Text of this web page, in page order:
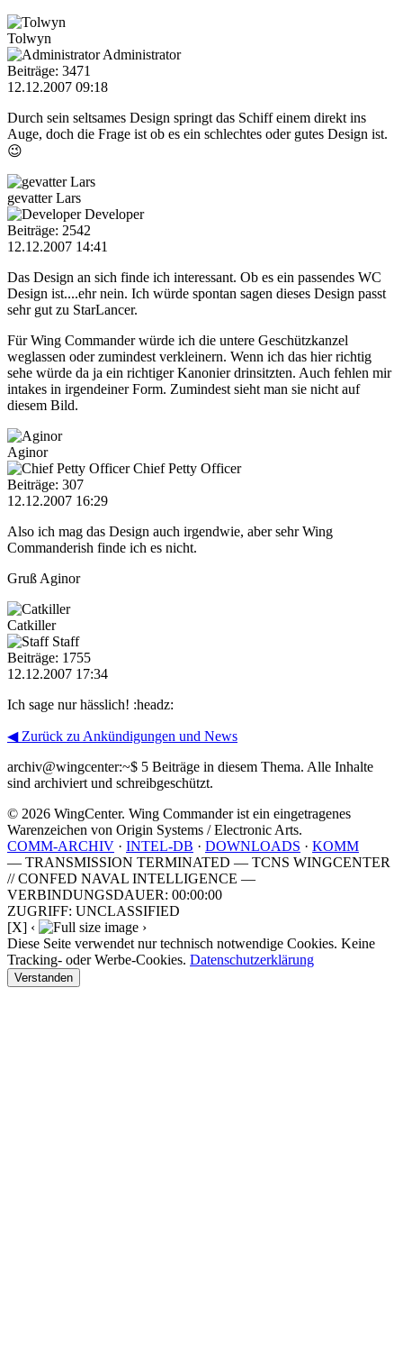
Tolwyn
Administrator
Beiträge: 3471
12.12.2007 09:18
Durch sein seltsames Design springt das Schiff einem direkt ins
Auge, doch die Frage ist ob es ein schlechtes oder gutes Design ist.
😉
gevatter Lars
Developer
Beiträge: 2542
12.12.2007 14:41
Das Design an sich finde ich interessant. Ob es ein passendes WC
Design ist....ehr nein. Ich würde spontan sagen dieses Design passt
sehr gut zu StarLancer.
Für Wing Commander würde ich die untere Geschützkanzel
weglassen oder zumindest verkleinern. Wenn ich das hier richtig
sehe würde da ja ein richtiger Kanonier drinsitzten. Auch fehlen mir
intakes in irgendeiner Form. Zumindest sieht man sie nicht auf
diesem Bild.
Aginor
Chief Petty Officer
Beiträge: 307
12.12.2007 16:29
Also ich mag das Design auch irgendwie, aber sehr Wing
Commanderish finde ich es nicht.
Gruß Aginor
Catkiller
Staff
Beiträge: 1755
12.12.2007 17:34
Ich sage nur hässlich! :headz:
◀ Zurück zu Ankündigungen und News
archiv@wingcenter:~$ 5 Beiträge in diesem Thema. Alle Inhalte
sind archiviert und schreibgeschützt.
© 2026 WingCenter. Wing Commander ist ein eingetragenes
Warenzeichen von Origin Systems / Electronic Arts.
COMM-ARCHIV · INTEL-DB · DOWNLOADS · KOMM
— TRANSMISSION TERMINATED — TCNS WINGCENTER
// CONFED NAVAL INTELLIGENCE —
VERBINDUNGSDAUER: 00:00:00
ZUGRIFF: UNCLASSIFIED
[X] ‹
›
Diese Seite verwendet nur technisch notwendige Cookies. Keine
Tracking- oder Werbe-Cookies. Datenschutzerklärung
Verstanden